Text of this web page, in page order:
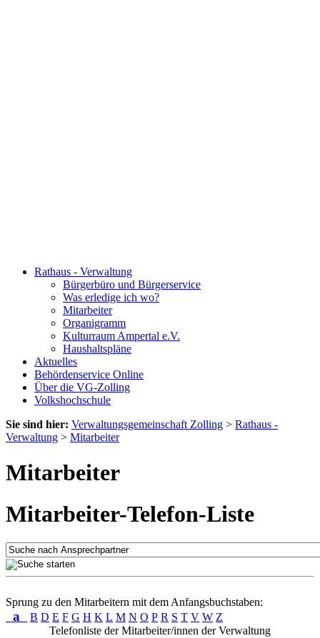
Rathaus - Verwaltung
Bürgerbüro und Bürgerservice
Was erledige ich wo?
Mitarbeiter
Organigramm
Kulturraum Ampertal e.V.
Haushaltspläne
Aktuelles
Behördenservice Online
Über die VG-Zolling
Volkshochschule
Sie sind hier: Verwaltungsgemeinschaft Zolling > Rathaus -
Verwaltung > Mitarbeiter
Mitarbeiter
Mitarbeiter-Telefon-Liste
Sprung zu den Mitarbeitern mit dem Anfangsbuchstaben:
a B D E F G H K L M N O P R S T V W Z
Telefonliste der Mitarbeiter/innen der Verwaltung